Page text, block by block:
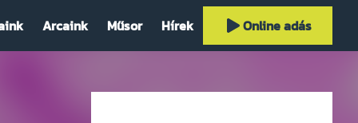
Arcaink Műsor Hírek Online adás